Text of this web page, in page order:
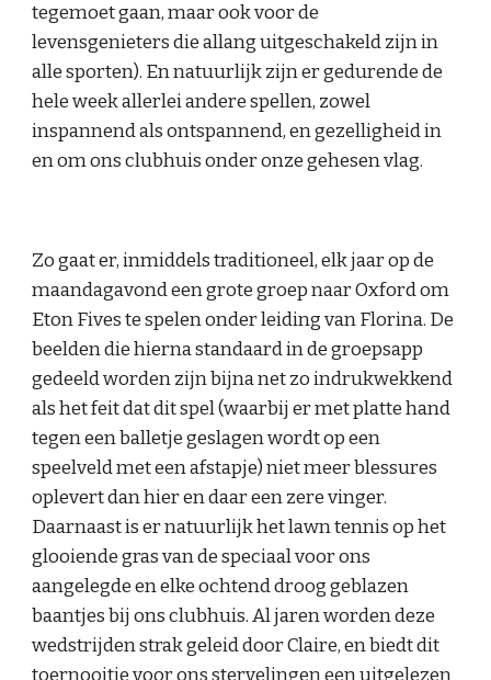
tegemoet gaan, maar ook voor de
levensgenieters die allang uitgeschakeld zijn in
alle sporten). En natuurlijk zijn er gedurende de
hele week allerlei andere spellen, zowel
inspannend als ontspannend, en gezelligheid in
en om ons clubhuis onder onze gehesen vlag.
Zo gaat er, inmiddels traditioneel, elk jaar op de
maandagavond een grote groep naar Oxford om
Eton Fives te spelen onder leiding van Florina. De
beelden die hierna standaard in de groepsapp
gedeeld worden zijn bijna net zo indrukwekkend
als het feit dat dit spel (waarbij er met platte hand
tegen een balletje geslagen wordt op een
speelveld met een afstapje) niet meer blessures
oplevert dan hier en daar een zere vinger.
Daarnaast is er natuurlijk het lawn tennis op het
glooiende gras van de speciaal voor ons
aangelegde en elke ochtend droog geblazen
baantjes bij ons clubhuis. Al jaren worden deze
wedstrijden strak geleid door Claire, en biedt dit
toernooitje voor ons stervelingen een uitgelezen